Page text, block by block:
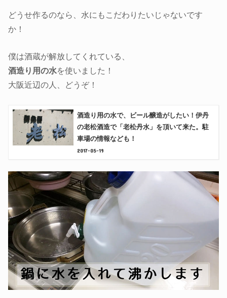
どうせ作るのなら、水にもこだわりたいじゃないです
か！
僕は酒蔵が解放してくれている、
酒造り用の水を使いました！
大阪近辺の人、どうぞ！
酒造り用の水で、ビール醸造がしたい！伊丹
の老松酒造で「老松丹水」を頂いて来た。駐
車場の情報なども！
2017-05-19